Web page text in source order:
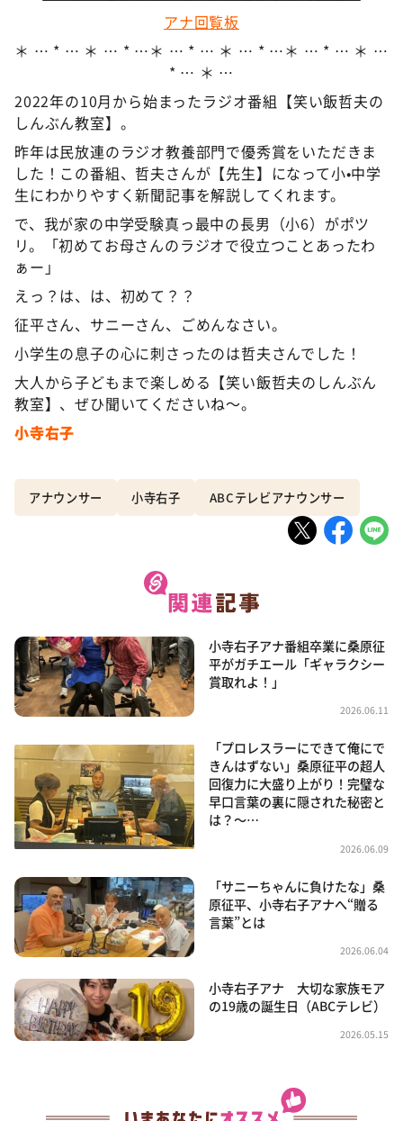
アナ回覧板
＊ … * … ＊ … * …＊ … * … ＊ … * …＊ … * … ＊ …
* … ＊ …
2022年の10月から始まったラジオ番組【笑い飯哲夫の
しんぶん教室】。
昨年は民放連のラジオ教養部門で優秀賞をいただきま
した！この番組、哲夫さんが【先生】になって小•中学
生にわかりやすく新聞記事を解説してくれます。
で、我が家の中学受験真っ最中の長男（小6）がポツ
リ。「初めてお母さんのラジオで役立つことあったわ
ぁー」
えっ？は、は、初めて？？
征平さん、サニーさん、ごめんなさい。
小学生の息子の心に刺さったのは哲夫さんでした！
大人から子どもまで楽しめる【笑い飯哲夫のしんぶん
教室】、ぜひ聞いてくださいね〜。
小寺右子
アナウンサー 小寺右子 ABCテレビアナウンサー
小寺右子アナ番組卒業に桑原征
平がガチエール「ギャラクシー
賞取れよ！」
2026.06.11
「プロレスラーにできて俺にで
きんはずない」桑原征平の超人
回復力に大盛り上がり！完璧な
早口言葉の裏に隠された秘密と
は？～…
2026.06.09
「サニーちゃんに負けたな」桑
原征平、小寺右子アナへ“贈る
言葉”とは
2026.06.04
小寺右子アナ 大切な家族モア
の19歳の誕生日（ABCテレビ）
2026.05.15